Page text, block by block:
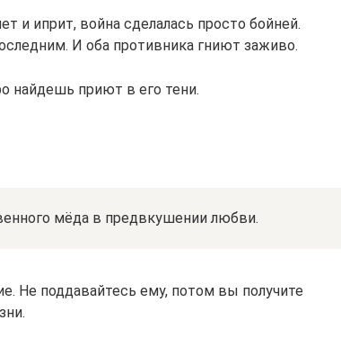
и иприт, война сделалась просто бойней.
И оба противника гниют заживо.
найдешь приют в его тени.
мёда в предвкушении любви.
Не поддавайтесь ему, потом вы получите